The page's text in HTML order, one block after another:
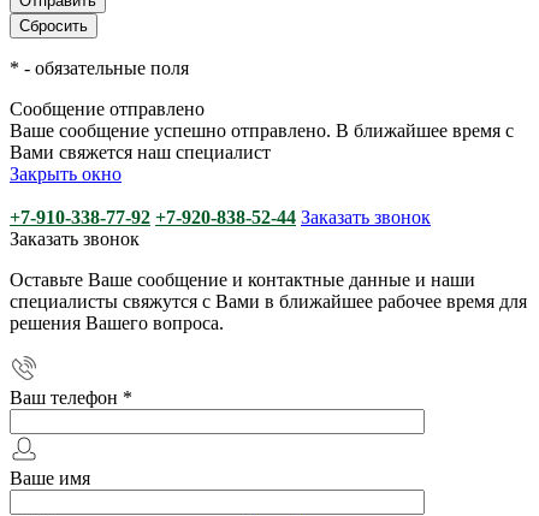
* - обязательные поля
Сообщение отправлено
Ваше сообщение успешно отправлено. В ближайшее время с
Вами свяжется наш специалист
Закрыть окно
+7-910-338-77-92 +7-920-838-52-44 Заказать звонок
Заказать звонок
Оставьте Ваше сообщение и контактные данные и наши
специалисты свяжутся с Вами в ближайшее рабочее время для
решения Вашего вопроса.
Ваш телефон *
Ваше имя